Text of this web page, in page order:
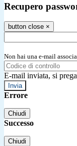
Recupero
button close ×
Non hai una e-mail
E-mail inviata, si
Errore
Chiudi
Successo
Chiudi